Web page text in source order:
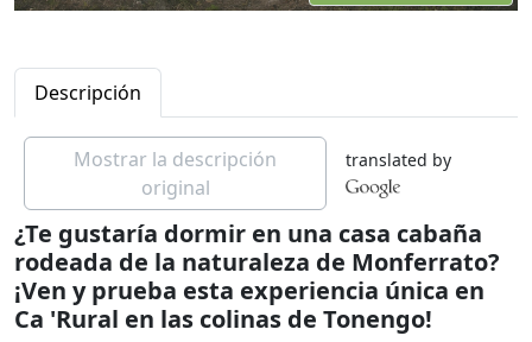
Descripción
Mostrar la descripción
original
translated by
¿Te gustaría dormir en una casa cabaña
rodeada de la naturaleza de Monferrato?
¡Ven y prueba esta experiencia única en
Ca 'Rural en las colinas de Tonengo!